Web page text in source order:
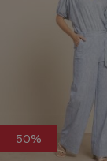
50%